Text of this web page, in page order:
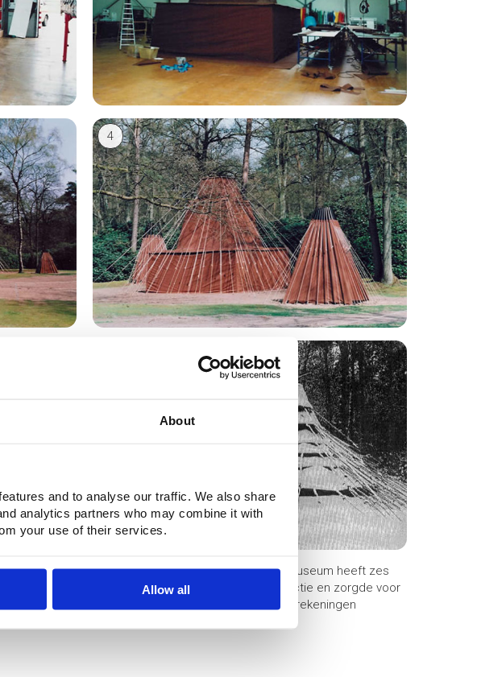
About
and to analyse our traffic. We also share
analytics partners who may combine it with
your use of their services.
Allow all
4
aan een aantal tentconstructies. Het Kröller-Müller Museum heeft zes
tentoongesteld. Buitink maakte hiervoor de constructie en zorgde voor
werden er door Buitink diverse belastingberekeningen